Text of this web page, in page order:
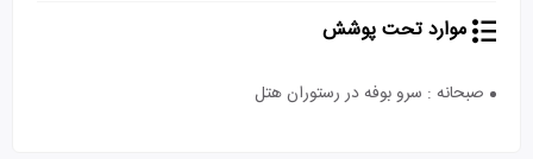
موارد تحت پوشش
صبحانه : سرو بوفه در رستوران هتل